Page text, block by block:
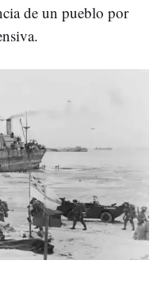
de un pueblo por